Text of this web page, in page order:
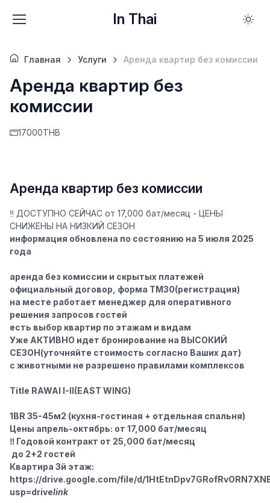
In Thai
Главная Услуги Аренда квартир без комиссии
Аренда квартир без
комиссии
17000THB
Аренда квартир без комиссии
‼️ ДОСТУПНО СЕЙЧАС от 17,000 бат/месяц - ЦЕНЫ
СНИЖЕНЫ НА НИЗКИЙ СЕЗОН
информация обновлена по состоянию на 5 июля 2025
года
аренда без комиссии и скрытых платежей
официальный договор, форма ТМ30(регистрация)
на месте работает менеджер для оперативного
решения запросов гостей
есть выбор квартир по этажам и видам
Уже АКТИВНО идет бронирование на ВЫСОКИЙ
СЕЗОН(уточняйте стоимость согласно Ваших дат)
с животными не разрешено правилами комплексов
Title RAWAI I-II(EAST WING)
1BR 35-45м2 (кухня-гостиная + отдельная спальня)
Цены апрель-октябрь: от 17,000 бат/месяц
‼️ Годовой контракт от 25,000 бат/месяц
‍‍ до 2+2 гостей
Квартира 3й этаж:
https://drive.google.com/file/d/
usp=drivelink